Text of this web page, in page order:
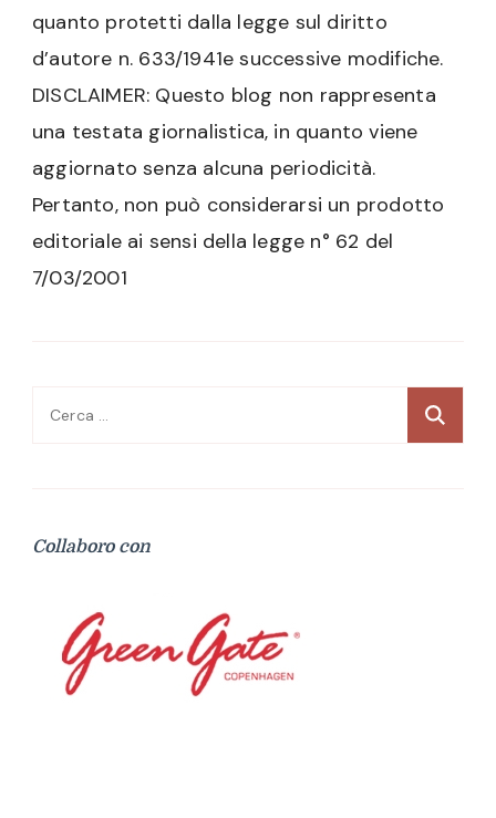
quanto protetti dalla legge sul diritto
d’autore n. 633/1941e successive modifiche.
DISCLAIMER: Questo blog non rappresenta
una testata giornalistica, in quanto viene
aggiornato senza alcuna periodicità.
Pertanto, non può considerarsi un prodotto
editoriale ai sensi della legge n° 62 del
7/03/2001
Ricerca
Collaboro con